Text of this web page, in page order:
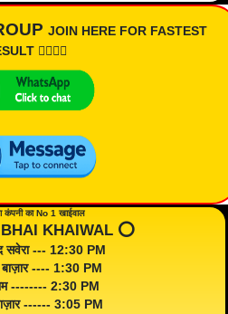
JOIN HERE FOR FASTEST
👇🏾👇🏾
कंपनी का No 1 खाईवाल
KHAIWAL ⭕️
सवेरा --- 12:30 PM
---- 1:30 PM
-------- 2:30 PM
------ 3:05 PM